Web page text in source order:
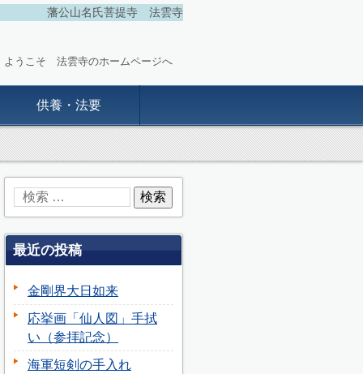
藩公山名氏菩提寺 法雲寺
ようこそ 法雲寺のホームページへ
供養・法要
最近の投稿
金剛界大日如来
応挙画「仙人図」手拭
い（参拝記念）
海軍短剣の手入れ